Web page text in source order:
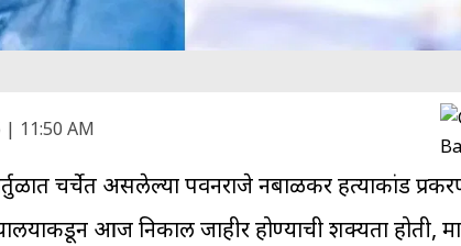
| 11:50 AM
वर्तुळात चर्चेत असलेल्या पवनराजे निंबाळकर हत्याकांड
आज निकाल जाहीर होण्याची शक्यता होती,